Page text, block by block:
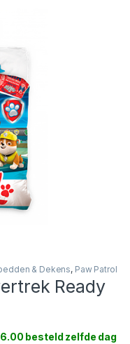
& Dekens, Paw Patrol
Ready